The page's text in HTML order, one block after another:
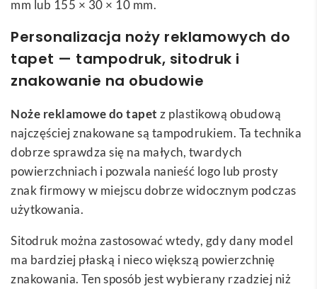
mm lub 155 × 30 × 10 mm.
Personalizacja noży reklamowych do
tapet — tampodruk, sitodruk i
znakowanie na obudowie
Noże reklamowe do tapet z plastikową obudową
najczęściej znakowane są tampodrukiem. Ta technika
dobrze sprawdza się na małych, twardych
powierzchniach i pozwala nanieść logo lub prosty
znak firmowy w miejscu dobrze widocznym podczas
użytkowania.
Sitodruk można zastosować wtedy, gdy dany model
ma bardziej płaską i nieco większą powierzchnię
znakowania. Ten sposób jest wybierany rzadziej niż